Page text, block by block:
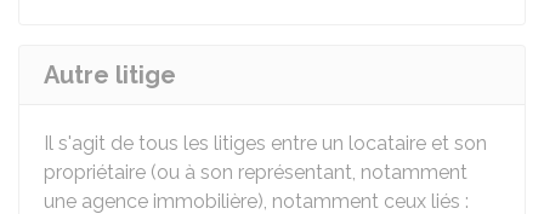
Autre litige
Il s'agit de tous les litiges entre un locataire et son
propriétaire (ou à son représentant, notamment
une agence immobilière), notamment ceux liés :